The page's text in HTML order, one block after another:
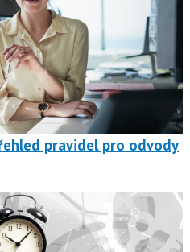
pravidel pro odvody